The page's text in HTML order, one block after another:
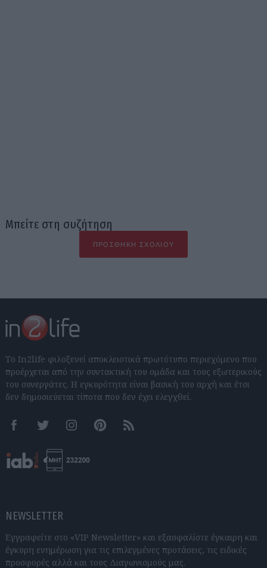
Μπείτε στη συζήτηση
ΠΡΟΣΘΉΚΗ ΣΧΟΛΊΟΥ
Το In2life φιλοξενεί αποκλειστικά πρωτότυπο περιεχόμενο που
προέρχεται από την συντακτική του ομάδα και τους εξωτερικούς
του συνεργάτες. Η εγκυρότητα είναι βασική του αρχή και έτσι
δεν δημοσιεύεται τίποτα που δεν έχει ελεγχθεί.
FacebookTwitter InstagramPinterestRSS feeds
NEWSLETTER
Εγγραφείτε στο «VIP Newsletter» και εξασφαλίστε έγκαιρη και
έγκυρη ενημέρωση για τις επιλεγμένες προτάσεις, τις ειδικές
προσφορές αλλά και τους Διαγωνισμούς μας.